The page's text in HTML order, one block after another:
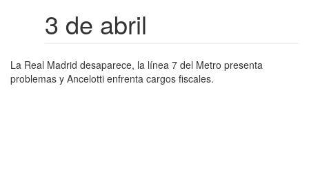
3 de abril
La Real Madrid desaparece, la línea 7 del Metro presenta
problemas y Ancelotti enfrenta cargos fiscales.